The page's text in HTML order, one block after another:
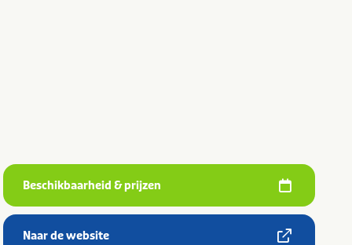
Beschikbaarheid & prijzen
Naar de website